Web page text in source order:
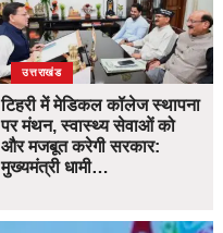
उत्तराखंड
टिहरी में मेडिकल कॉलेज स्थापना
पर मंथन, स्वास्थ्य सेवाओं को
और मजबूत करेगी सरकार:
मुख्यमंत्री धामी…